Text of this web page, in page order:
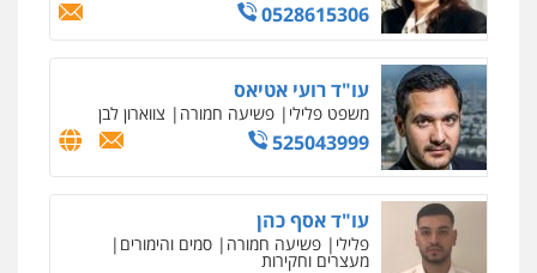
0528615306
עו"ד רועי אטיאס
משפט פלילי פשיעה חמורה צווארון לבן
525043999
עו"ד אסף כהן
פלילי פשיעה חמורה סמים והימורים
מעצרים וחקירות